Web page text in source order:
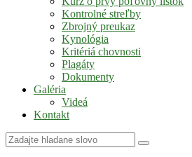
Kontrolné streľby
Zbrojný preukaz
Kynológia
Kritériá chovnosti
Plagáty
Dokumenty
Galéria
Videá
Kontakt